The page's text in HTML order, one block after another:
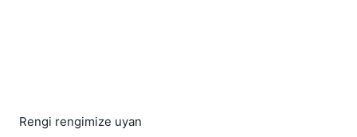
Rengi rengimize uyan